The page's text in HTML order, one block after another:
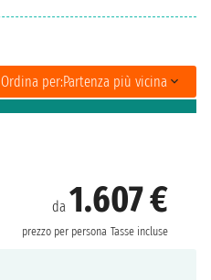
Ordina per:Partenza più vicina
da 1.607 €
prezzo per persona Tasse incluse